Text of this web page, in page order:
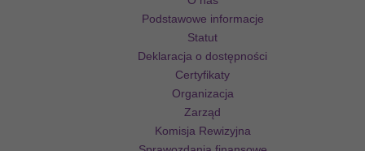
Podstawowe informacje
Statut
Deklaracja o dostępności
Certyfikaty
Organizacja
Zarząd
Komisja Rewizyjna